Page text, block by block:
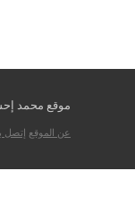
موقع محمد
عن الموقع إتصل